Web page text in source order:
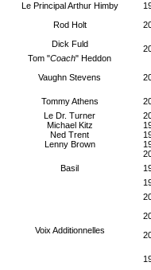
Le Principal Arthur Himby
Rod Holt
Dick Fuld
Tom "Coach" Heddon
Vaughn Stevens
Tommy Athens
Le Dr. Turner
Michael Kitz
Ned Trent
Lenny Brown
Basil
Voix Additionnelles